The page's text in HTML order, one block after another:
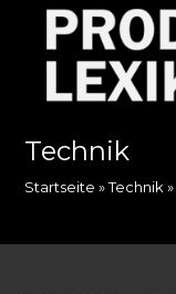
springen
Technik
Startseite »Technik »